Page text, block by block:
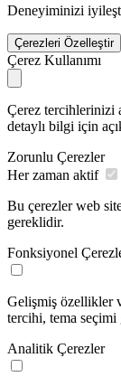
Deneyiminizi
Çerezleri Özelleştir
Çerez Kullanımı
Çerez tercihlerinizi
detaylı bilgi için
Zorunlu Çerezler
Her zaman aktif
Bu çerezler web
gereklidir.
Fonksiyonel
Gelişmiş özellikler
tercihi, tema seçimi
Analitik Çerezler